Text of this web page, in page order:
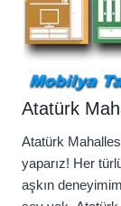
Atatürk
Atatürk
yaparız! Her
aşkın